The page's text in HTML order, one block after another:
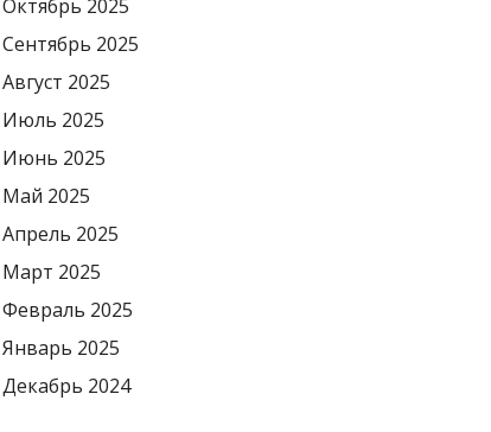
Октябрь 2025
Сентябрь 2025
Август 2025
Июль 2025
Июнь 2025
Май 2025
Апрель 2025
Март 2025
Февраль 2025
Январь 2025
Декабрь 2024